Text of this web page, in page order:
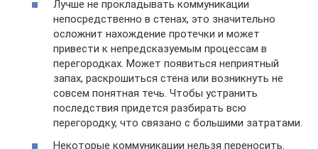
Лучше не прокладывать коммуникации
непосредственно в стенах, это значительно
осложнит нахождение протечки и может
привести к непредсказуемым процессам в
перегородках. Может появиться неприятный
запах, раскрошиться стена или возникнуть не
совсем понятная течь. Чтобы устранить
последствия придется разбирать всю
перегородку, что связано с большими затратами.
Некоторые коммуникации нельзя переносить.